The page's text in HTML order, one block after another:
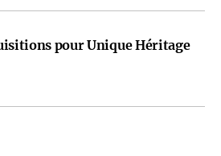
pour Unique Héritage